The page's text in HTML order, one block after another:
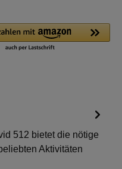
512 bietet die nötige
Aktivitäten